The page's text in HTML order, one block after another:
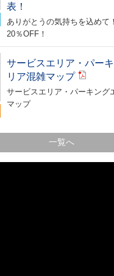
表！
ありがとうの気持ちを込めて
20％OFF！
サービスエリア・パー
リア混雑マップ
サービスエリア・パーキン
マップ
一覧へ